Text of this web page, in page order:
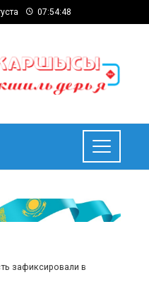
07:54:49
зафиксировали в